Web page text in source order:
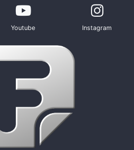
Youtube Instagram